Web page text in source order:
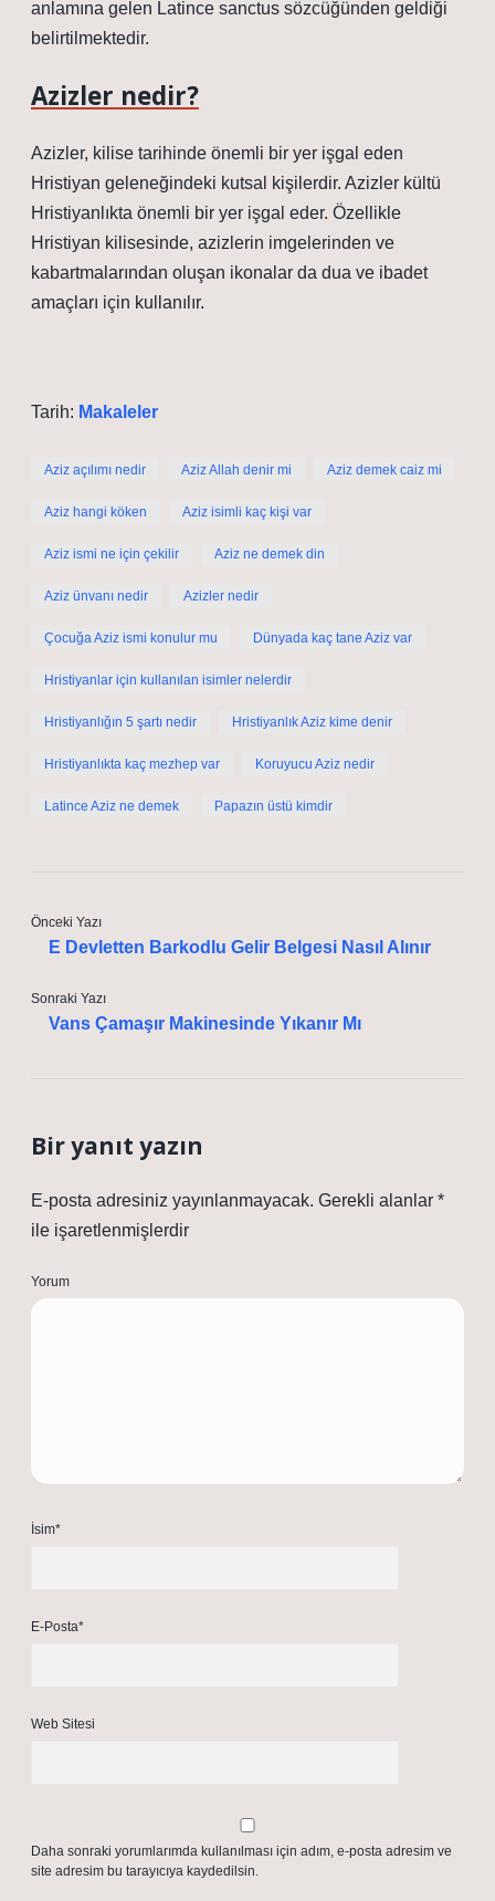
anlamına gelen Latince sanctus sözcüğünden geldiği
belirtilmektedir.
Azizler nedir?
Azizler, kilise tarihinde önemli bir yer işgal eden
Hristiyan geleneğindeki kutsal kişilerdir. Azizler kültü
Hristiyanlıkta önemli bir yer işgal eder. Özellikle
Hristiyan kilisesinde, azizlerin imgelerinden ve
kabartmalarından oluşan ikonalar da dua ve ibadet
amaçları için kullanılır.
Tarih: Makaleler
Aziz açılımı nedir Aziz Allah denir mi Aziz demek caiz mi
Aziz hangi köken Aziz isimli kaç kişi var
Aziz ismi ne için çekilir Aziz ne demek din
Aziz ünvanı nedir Azizler nedir
Çocuğa Aziz ismi konulur mu Dünyada kaç tane Aziz var
Hristiyanlar için kullanılan isimler nelerdir
Hristiyanlığın 5 şartı nedir Hristiyanlık Aziz kime denir
Hristiyanlıkta kaç mezhep var Koruyucu Aziz nedir
Latince Aziz ne demek Papazın üstü kimdir
Önceki Yazı
E Devletten Barkodlu Gelir Belgesi Nasıl Alınır
Sonraki Yazı
Vans Çamaşır Makinesinde Yıkanır Mı
Bir yanıt yazın
E-posta adresiniz yayınlanmayacak. Gerekli alanlar *
ile işaretlenmişlerdir
Yorum
İsim*
E-Posta*
Web Sitesi
Daha sonraki yorumlarımda kullanılması için adım, e-posta adresim ve
site adresim bu tarayıcıya kaydedilsin.